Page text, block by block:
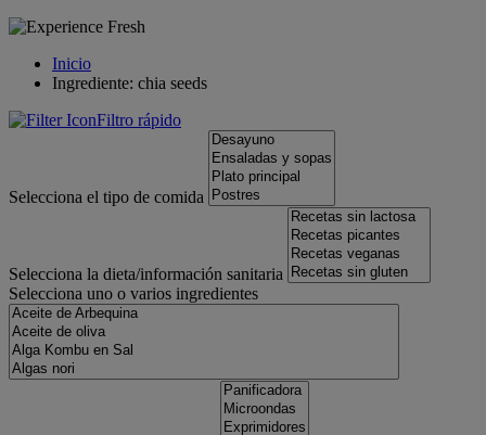
Inicio
Ingrediente: chia seeds
Filtro rápido
Selecciona el tipo de comida
Selecciona la dieta/información sanitaria
Selecciona uno o varios ingredientes